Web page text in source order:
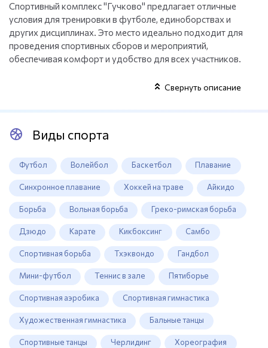
Спортивный комплекс "Гучково" предлагает отличные
условия для тренировки в футболе, единоборствах и
других дисциплинах. Это место идеально подходит для
проведения спортивных сборов и мероприятий,
обеспечивая комфорт и удобство для всех участников.
Свернуть описание
Виды спорта
Футбол Волейбол Баскетбол Плавание
Синхронное плавание Хоккей на траве Айкидо
Борьба Вольная борьба Греко-римская борьба
Дзюдо Карате Кикбоксинг Самбо
Спортивная борьба Тхэквондо Гандбол
Мини-футбол Теннис в зале Пятиборье
Спортивная аэробика Спортивная гимнастика
Художественная гимнастика Бальные танцы
Спортивные танцы Черлидинг Хореография